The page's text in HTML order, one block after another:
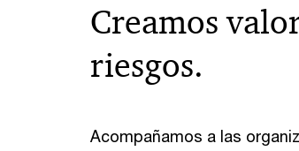
Creamos
riesgos.
Acompañamos a las